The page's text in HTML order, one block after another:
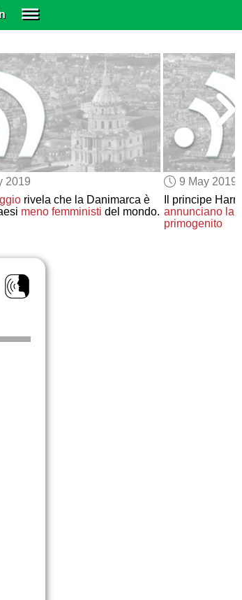
SUBSCRIBE
EDUCATIONAL LICENSES
GIFT CARDS
OTHER LANGUAGES
ABOUT US
ALEXA
ADJUST COLORS
2019
rivela che la Danimarca è
meno femministi del mondo.
9 May 2019
Il principe
annunciano la
primogenito